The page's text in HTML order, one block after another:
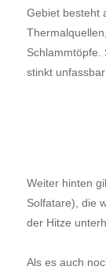
Gebiet besteht
Schlammtöpfe.
stinkt
Weiter hinten
Solfatare), die
der Hitze
Als es auch